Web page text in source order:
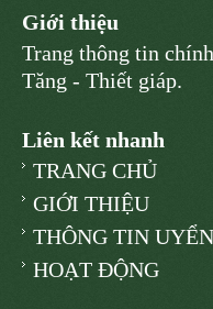
Giới thiệu
Trang thông tin
Tăng - Thiết giáp.
Liên kết nhanh
TRANG CHỦ
GIỚI THIỆU
THÔNG TIN
HOẠT ĐỘNG